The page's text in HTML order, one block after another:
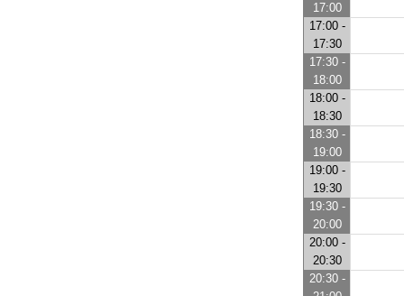
17:00
17:00 -
17:30
17:30 -
18:00
18:00 -
18:30
18:30 -
19:00
19:00 -
19:30
19:30 -
20:00
20:00 -
20:30
20:30 -